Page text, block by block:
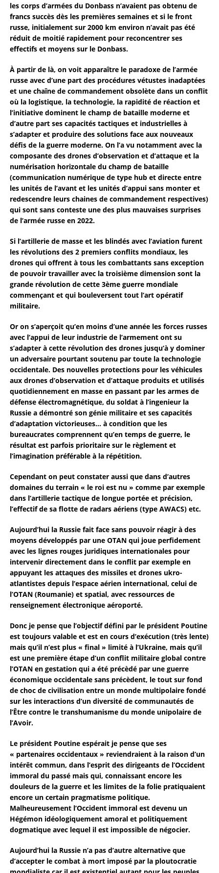
les corps d’armées du Donbass n’avaient pas obtenu de
francs succès dès les premières semaines et si le front
russe, initialement sur 2000 km environ n’avait pas été
réduit de moitié rapidement pour reconcentrer ses
effectifs et moyens sur le Donbass.
À partir de là, on voit apparaître le paradoxe de l’armée
russe avec d’une part des procédures vétustes inadaptées
et une chaîne de commandement obsolète dans un conflit
où la logistique, la technologie, la rapidité de réaction et
l’initiative dominent le champ de bataille moderne et
d’autre part ses capacités tactiques et industrielles à
s’adapter et produire des solutions face aux nouveaux
défis de la guerre moderne. On l’a vu notamment avec la
composante des drones d’observation et d’attaque et la
numérisation horizontale du champ de bataille
(communication numérique de type hub et directe entre
les unités de l’avant et les unités d’appui sans monter et
redescendre leurs chaines de commandement respectives)
qui sont sans conteste une des plus mauvaises surprises
de l’armée russe en 2022.
Si l’artillerie de masse et les blindés avec l’aviation furent
les révolutions des 2 premiers conflits mondiaux, les
drones qui offrent à tous les combattants sans exception
de pouvoir travailler avec la troisième dimension sont la
grande révolution de cette 3ème guerre mondiale
commençant et qui bouleversent tout l’art opératif
militaire.
Or on s’aperçoit qu’en moins d’une année les forces russes
avec l’appui de leur industrie de l’armement ont su
s’adapter à cette révolution des drones jusqu’à y dominer
un adversaire pourtant soutenu par toute la technologie
occidentale. Des nouvelles protections pour les véhicules
aux drones d’observation et d’attaque produits et utilisés
quotidiennement en masse en passant par les armes de
défense électromagnétique, du soldat à l’ingenieur la
Russie a démontré son génie militaire et ses capacités
d’adaptation victorieuses… à condition que les
bureaucrates comprennent qu’en temps de guerre, le
résultat est parfois prioritaire sur le règlement et
l’imagination préférable à la répétition.
Cependant on peut constater aussi que dans d’autres
domaines du terrain « le roi est nu » comme par exemple
dans l’artillerie tactique de longue portée et précision,
l’effectif de sa flotte de radars aériens (type AWACS) etc.
Aujourd’hui la Russie fait face sans pouvoir réagir à des
moyens développés par une OTAN qui joue perfidement
avec les lignes rouges juridiques internationales pour
intervenir directement dans le conflit par exemple en
appuyant les attaques des missiles et drones ukro-
atlantistes depuis l’espace aérien international, celui de
l’OTAN (Roumanie) et spatial, avec ressources de
renseignement électronique aéroporté.
Donc je pense que l’objectif défini par le président Poutine
est toujours valable et est en cours d’exécution (très lente)
mais qu’il n’est plus « final » limité à l’Ukraine, mais qu’il
est une première étape d’un conflit militaire global contre
l’OTAN en gestation qui a été précèdé par une guerre
économique occidentale sans précèdent, le tout sur fond
de choc de civilisation entre un monde multipolaire fondé
sur les interactions d’un diversité de communautés de
l’Être contre le transhumanisme du monde unipolaire de
l’Avoir.
Le président Poutine espérait je pense que ses
« partenaires occidentaux » reviendraient à la raison d’un
intérêt commun, dans l’esprit des dirigeants de l’Occident
immoral du passé mais qui, connaissant encore les
douleurs de la guerre et les limites de la folie pratiquaient
encore un certain pragmatisme politique.
Malheureusement l’Occident immoral est devenu un
Hégémon idéologiquement amoral et politiquement
dogmatique avec lequel il est impossible de négocier.
Aujourd’hui la Russie n’a pas d’autre alternative que
d’accepter le combat à mort imposé par la ploutocratie